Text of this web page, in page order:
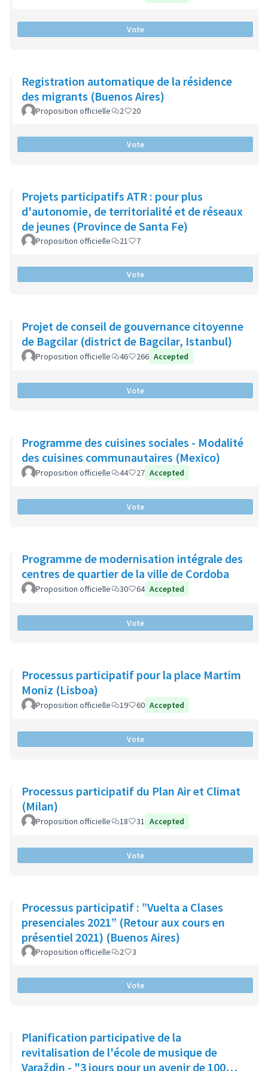
Vote
Registration automatique de la résidence
des migrants (Buenos Aires)
Proposition officielle 2 20
Vote
Projets participatifs ATR : pour plus
d'autonomie, de territorialité et de réseaux
de jeunes (Province de Santa Fe)
Proposition officielle 21 7
Vote
Projet de conseil de gouvernance citoyenne
de Bagcilar (district de Bagcilar, Istanbul)
Proposition officielle 46 266 Accepted
Vote
Programme des cuisines sociales - Modalité
des cuisines communautaires (Mexico)
Proposition officielle 44 27 Accepted
Vote
Programme de modernisation intégrale des
centres de quartier de la ville de Cordoba
Proposition officielle 30 64 Accepted
Vote
Processus participatif pour la place Martim
Moniz (Lisboa)
Proposition officielle 19 60 Accepted
Vote
Processus participatif du Plan Air et Climat
(Milan)
Proposition officielle 18 31 Accepted
Vote
Processus participatif : ”Vuelta a Clases
presenciales 2021” (Retour aux cours en
présentiel 2021) (Buenos Aires)
Proposition officielle 2 3
Vote
Planification participative de la
revitalisation de l'école de musique de
Varaždin - "3 jours pour un avenir de 100